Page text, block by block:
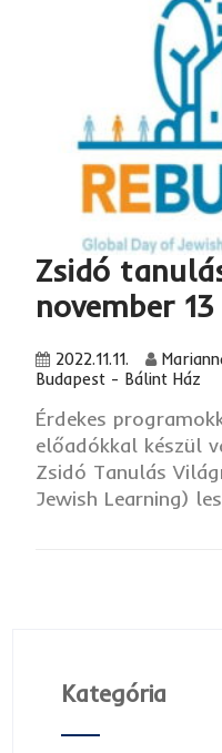
Zsidó
november
2022.11.11.
Budapest - Bálint Ház
Érdekes
előadókkal készül
Zsidó Tanulás
Jewish Learning)
Kategória